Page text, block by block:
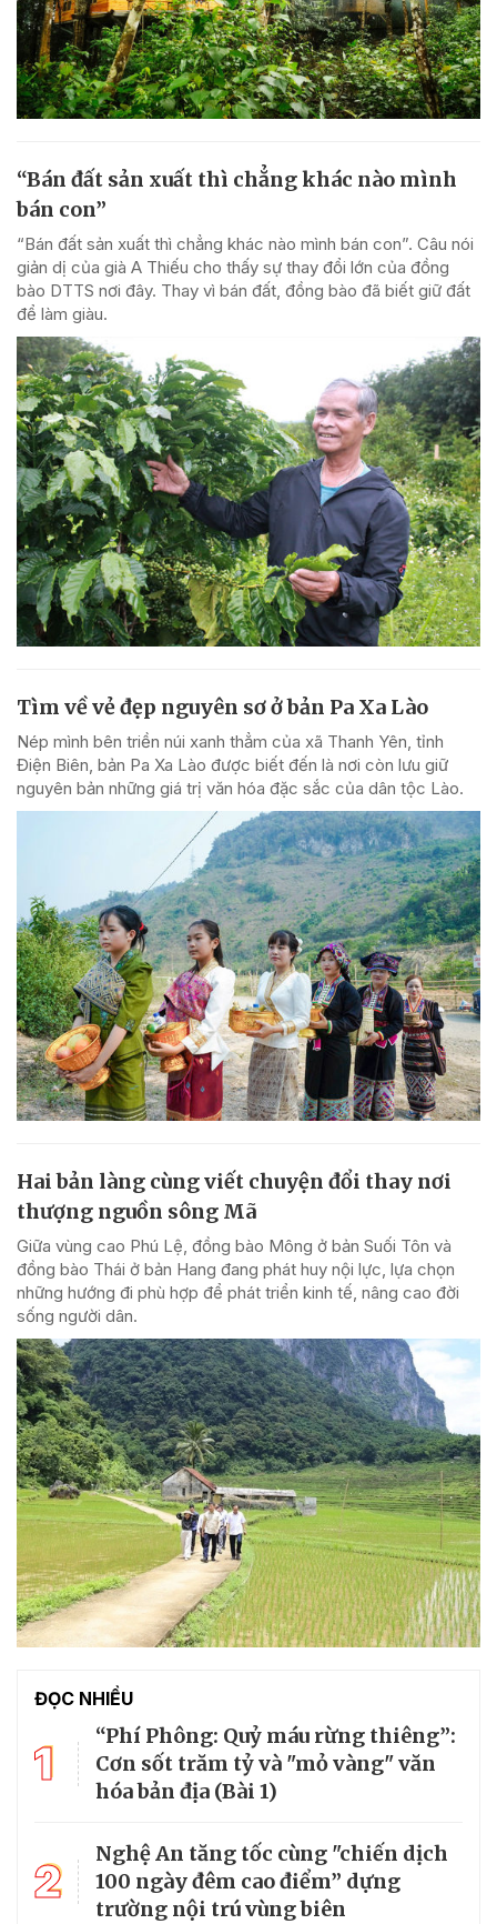
“Bán đất sản xuất thì chẳng khác nào mình
bán con”
“Bán đất sản xuất thì chẳng khác nào mình bán con”. Câu nói
giản dị của già A Thiếu cho thấy sự thay đổi lớn của đồng
bào DTTS nơi đây. Thay vì bán đất, đồng bào đã biết giữ đất
để làm giàu.
Tìm về vẻ đẹp nguyên sơ ở bản Pa Xa Lào
Nép mình bên triền núi xanh thẳm của xã Thanh Yên, tỉnh
Điện Biên, bản Pa Xa Lào được biết đến là nơi còn lưu giữ
nguyên bản những giá trị văn hóa đặc sắc của dân tộc Lào.
Hai bản làng cùng viết chuyện đổi thay nơi
thượng nguồn sông Mã
Giữa vùng cao Phú Lệ, đồng bào Mông ở bản Suối Tôn và
đồng bào Thái ở bản Hang đang phát huy nội lực, lựa chọn
những hướng đi phù hợp để phát triển kinh tế, nâng cao đời
sống người dân.
ĐỌC NHIỀU
1
“Phí Phông: Quỷ máu rừng thiêng”:
Cơn sốt trăm tỷ và "mỏ vàng" văn
hóa bản địa (Bài 1)
2
Nghệ An tăng tốc cùng "chiến dịch
100 ngày đêm cao điểm” dựng
trường nội trú vùng biên